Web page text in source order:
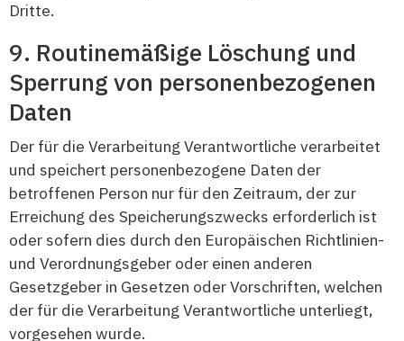
Dritte.
Routinemäßige Löschung und
Sperrung von personenbezogenen
Daten
Der für die Verarbeitung Verantwortliche verarbeitet
und speichert personenbezogene Daten der
betroffenen Person nur für den Zeitraum, der zur
Erreichung des Speicherungszwecks erforderlich ist
oder sofern dies durch den Europäischen Richtlinien-
und Verordnungsgeber oder einen anderen
Gesetzgeber in Gesetzen oder Vorschriften, welchen
der für die Verarbeitung Verantwortliche unterliegt,
vorgesehen wurde.